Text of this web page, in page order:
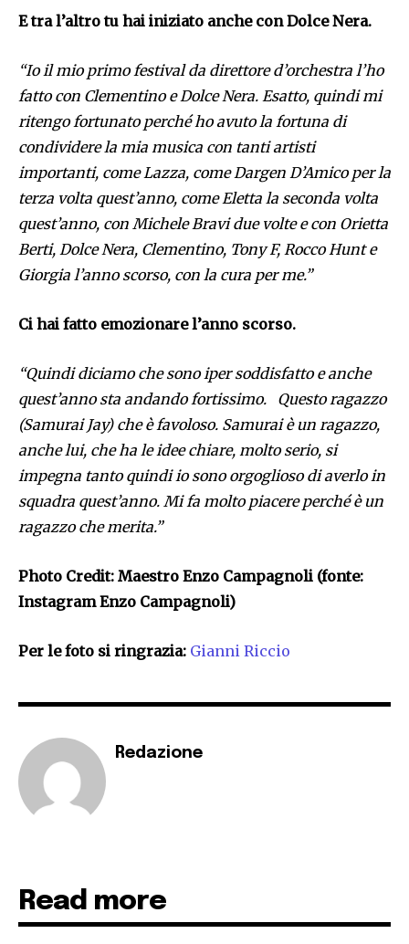
E tra l’altro tu hai iniziato anche con Dolce Nera.
“Io il mio primo festival da direttore d’orchestra l’ho
fatto con Clementino e Dolce Nera. Esatto, quindi mi
ritengo fortunato perché ho avuto la fortuna di
condividere la mia musica con tanti artisti
importanti, come Lazza, come Dargen D’Amico per la
terza volta quest’anno, come Eletta la seconda volta
quest’anno, con Michele Bravi due volte e con Orietta
Berti, Dolce Nera, Clementino, Tony F, Rocco Hunt e
Giorgia l’anno scorso, con la cura per me.”
Ci hai fatto emozionare l’anno scorso.
“Quindi diciamo che sono iper soddisfatto e anche
quest’anno sta andando fortissimo. Questo ragazzo
(Samurai Jay) che è favoloso. Samurai è un ragazzo,
anche lui, che ha le idee chiare, molto serio, si
impegna tanto quindi io sono orgoglioso di averlo in
squadra quest’anno. Mi fa molto piacere perché è un
ragazzo che merita.”
Photo Credit: Maestro Enzo Campagnoli (fonte:
Instagram Enzo Campagnoli)
Per le foto si ringrazia: Gianni Riccio
Redazione
Read more